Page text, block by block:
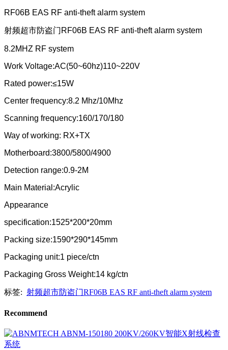
RF06B EAS RF anti-theft alarm system
射频超市防盗门RF06B EAS RF anti-theft alarm system
8.2MHZ RF system
Work Voltage:AC(50~60hz)110~220V
Rated power:≤15W
Center frequency:8.2 Mhz/10Mhz
Scanning frequency:160/170/180
Way of working: RX+TX
Motherboard:3800/5800/4900
Detection range:0.9-2M
Main Material:Acrylic
Appearance
specification:1525*200*20mm
Packing size:1590*290*145mm
Packaging unit:1 piece/ctn
Packaging Gross Weight:14 kg/ctn
标签: 射频超市防盗门RF06B EAS RF anti-theft alarm system
Recommend